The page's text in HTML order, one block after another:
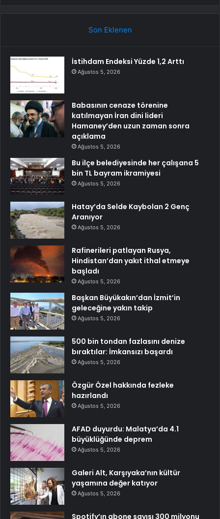
Son Eklenen
İstihdam Endeksi Yüzde 1,2 Arttı
Ağustos 5, 2026
Babasının cenaze törenine
katılmayan İran dini lideri
Hamaney’den uzun zaman sonra
açıklama
Ağustos 5, 2026
Bu ilçe belediyesinde her çalışana 5
bin TL bayram ikramiyesi
Ağustos 5, 2026
Hatay’da Selde Kaybolan 2 Genç
Aranıyor
Ağustos 5, 2026
Rafinerileri patlayan Rusya,
Hindistan’dan yakıt ithal etmeye
başladı
Ağustos 5, 2026
Başkan Büyükakın’dan İzmit’in
geleceğine yakın takip
Ağustos 5, 2026
500 bin tondan fazlasını denize
bıraktılar: İmkansızı başardı
Ağustos 5, 2026
Özgür Özel hakkında fezleke
hazırlandı
Ağustos 5, 2026
AFAD duyurdu: Malatya’da 4.1
büyüklüğünde deprem
Ağustos 5, 2026
Galeri Alt, Karşıyaka’nın kültür
yaşamına değer katıyor
Ağustos 5, 2026
Spotify’ın abone sayısı 300 milyonu